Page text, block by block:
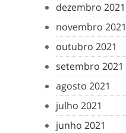
dezembro 2021
novembro 2021
outubro 2021
setembro 2021
agosto 2021
julho 2021
junho 2021